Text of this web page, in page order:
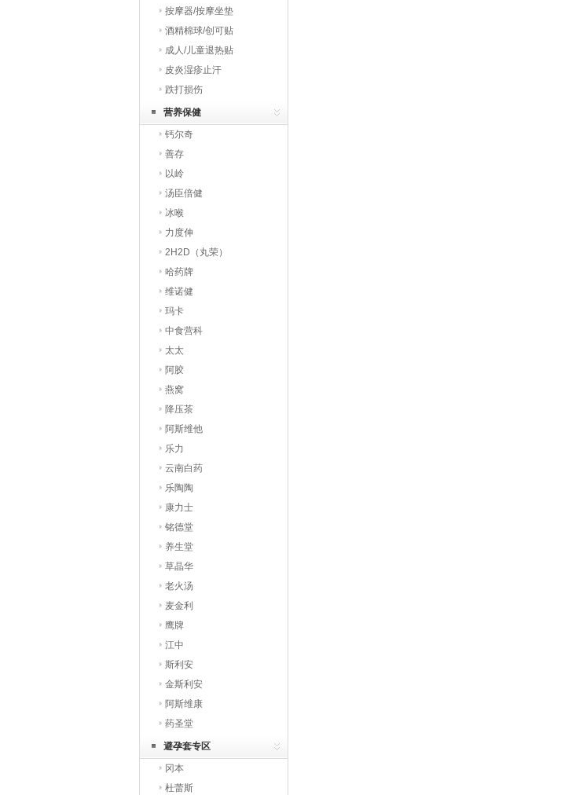
按摩器/按摩坐垫
酒精棉球/创可贴
成人/儿童退热贴
皮炎湿疹止汗
跌打损伤
营养保健
钙尔奇
善存
以岭
汤臣倍健
冰喉
力度伸
2H2D（丸荣）
哈药牌
维诺健
玛卡
中食营科
太太
阿胶
燕窝
降压茶
阿斯维他
乐力
云南白药
乐陶陶
康力士
铭德堂
养生堂
草晶华
老火汤
麦金利
鹰牌
江中
斯利安
金斯利安
阿斯维康
药圣堂
避孕套专区
冈本
杜蕾斯